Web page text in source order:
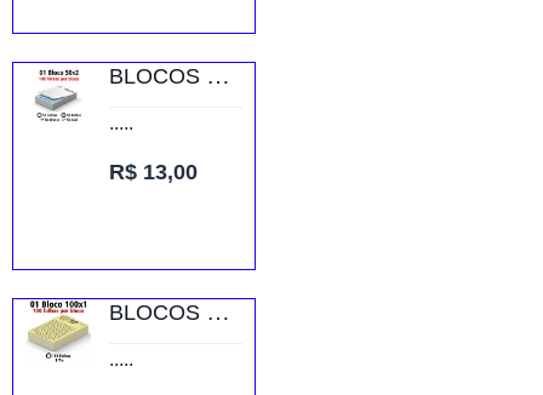
BLOCOS E TALÕES 50 FOLHAS AUTOCOPIATIVO 56G PRETO E BRANCO 50X2 75X105MM
.....
R$ 13,00
BLOCOS E TALÕES 100 FOLHAS AP 75G 100X1 75X105MM
.....